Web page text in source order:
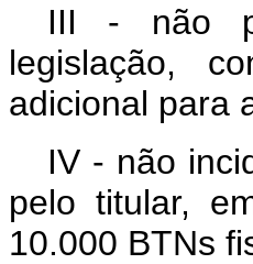
III - não
legislação,
adicional para
IV - não
pelo titular,
10.000 BTNs